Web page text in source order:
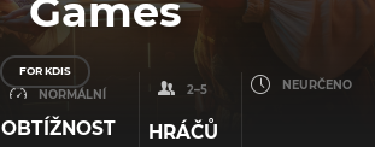
Games
FOR KDIS
NORMÁLNÍ
OBTÍŽNOST
2–5
HRÁČŮ
NEURČENO